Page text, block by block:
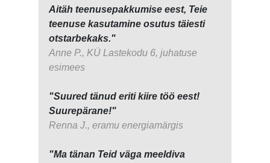
Aitäh teenusepakkumise eest, Teie
teenuse kasutamine osutus täiesti
otstarbekaks."
Anne P., KÜ Lastekodu 6, juhatuse
esimees
"Suured tänud eriti kiire töö eest!
Suurepärane!"
Renna J., eramu energiamärgis
"Ma tänan Teid väga meeldiva